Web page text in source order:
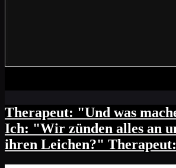
Therapeut: "Und was
Ich: "Wir zünden alles an
ihren Leichen?"